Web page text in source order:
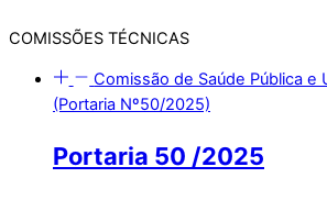
COMISSÕES TÉCNICAS
Comissão de Saúde Pública e
(Portaria Nº50/2025)
Portaria 50 /2025